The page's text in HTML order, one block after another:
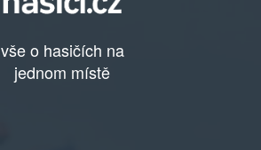
vše o hasičích na
jednom místě